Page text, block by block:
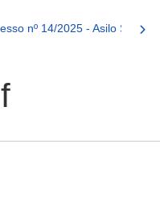
nº 14/2025 - Asilo São